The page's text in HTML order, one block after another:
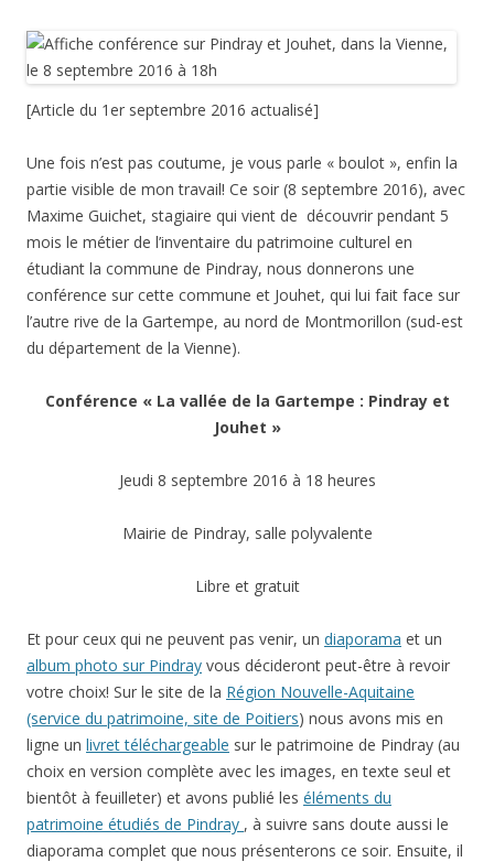
[Article du 1er septembre 2016 actualisé]
Une fois n’est pas coutume, je vous parle « boulot », enfin la
partie visible de mon travail! Ce soir (8 septembre 2016), avec
Maxime Guichet, stagiaire qui vient de découvrir pendant 5
mois le métier de l’inventaire du patrimoine culturel en
étudiant la commune de Pindray, nous donnerons une
conférence sur cette commune et Jouhet, qui lui fait face sur
l’autre rive de la Gartempe, au nord de Montmorillon (sud-est
du département de la Vienne).
Conférence « La vallée de la Gartempe : Pindray et
Jouhet »
Jeudi 8 septembre 2016 à 18 heures
Mairie de Pindray, salle polyvalente
Libre et gratuit
Et pour ceux qui ne peuvent pas venir, un diaporama et un
album photo sur Pindray vous décideront peut-être à revoir
votre choix! Sur le site de la Région Nouvelle-Aquitaine
(service du patrimoine, site de Poitiers) nous avons mis en
ligne un livret téléchargeable sur le patrimoine de Pindray (au
choix en version complète avec les images, en texte seul et
bientôt à feuilleter) et avons publié les éléments du
patrimoine étudiés de Pindray , à suivre sans doute aussi le
diaporama complet que nous présenterons ce soir. Ensuite, il